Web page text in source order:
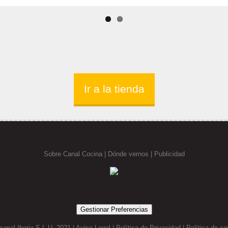
Ir a la tienda
Sobre Canal Cocina| Dónde vernos | Publicidad
Gestionar Preferencias